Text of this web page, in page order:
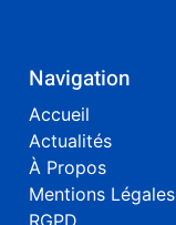
Navigation
Accueil
Actualités
À Propos
Mentions Légales